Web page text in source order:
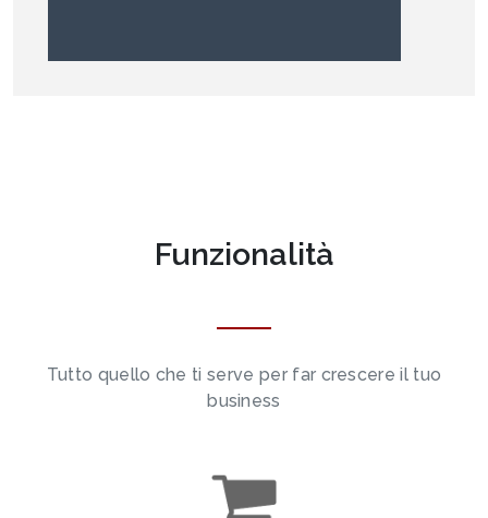
Funzionalità
Tutto quello che ti serve per far crescere il tuo
business